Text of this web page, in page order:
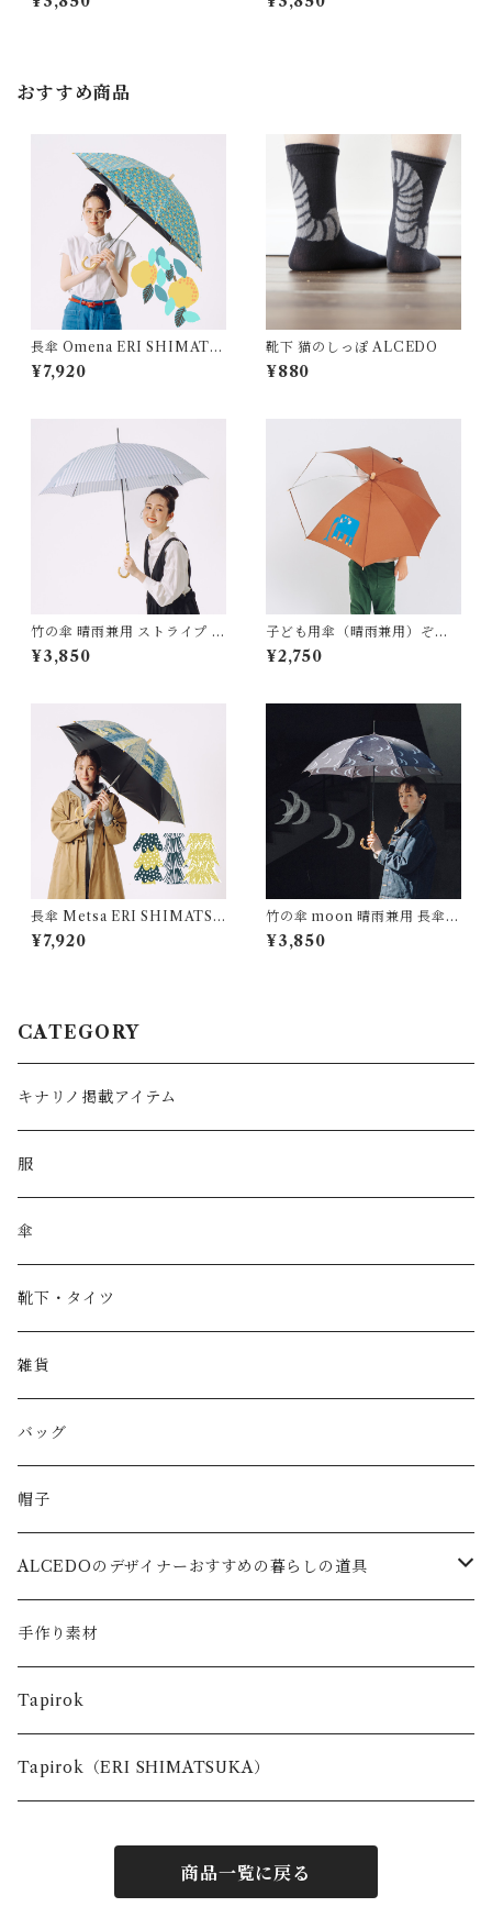
おすすめ商品
長傘 Omena ERI SHIMATS
UKA
¥7,920
靴下 猫のしっぽ ALCEDO
¥880
竹の傘 晴雨兼用 ストライプ 長
傘 ALCEDO
¥3,850
子ども用傘（晴雨兼用）ぞ
う UVカット Tapirok OKU
¥2,750
長傘 Metsa ERI SHIMATSU
KA
¥7,920
竹の傘 moon 晴雨兼用 長傘 A
LCEDO
¥3,850
CATEGORY
キナリノ掲載アイテム
服
傘
靴下・タイツ
雑貨
バッグ
帽子
ALCEDOのデザイナーおすすめの暮らしの道具
キッズ
台所で使う道具
お出かけの時に使う道具
手作り素材
Tapirok
Tapirok（ERI SHIMATSUKA）
商品一覧に戻る